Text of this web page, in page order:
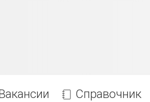
Справочник